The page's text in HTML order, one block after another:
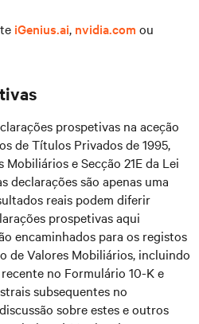
iGenius.ai, nvidia.com ou
prospetivas na aceção
de Títulos Privados de 1995,
Mobiliários e Secção 21E da Lei
declarações são apenas uma
reais podem diferir
prospetivas aqui
encaminhados para os registos
de Valores Mobiliários, incluindo
no Formulário 10-K e
subsequentes no
sobre estes e outros